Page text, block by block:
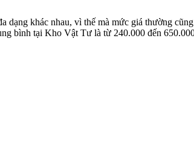
dạng khác nhau, vì thế mà mức giá thường
bình tại Kho Vật Tư là từ 240.000 đến